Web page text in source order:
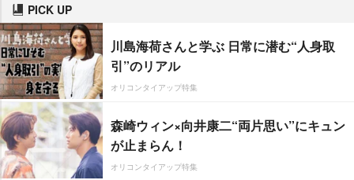
PICK UP
川島海荷さんと学ぶ 日常に潜む“人身取
引”のリアル
オリコンタイアップ特集
森崎ウィン×向井康二“両片思い”にキュン
が止まらん！
オリコンタイアップ特集